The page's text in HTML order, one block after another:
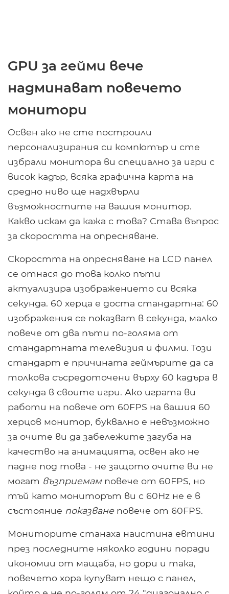
GPU за гейми вече
надминават повечето
монитори
Освен ако не сте построили
персонализирания си компютър и сте
избрали монитора ви специално за игри с
висок кадър, всяка графична карта на
средно ниво ще надхвърли
възможностите на вашия монитор.
Какво искам да кажа с това? Става въпрос
за скоростта на опресняване.
Скоростта на опресняване на LCD панел
се отнася до това колко пъти
актуализира изображението си всяка
секунда. 60 херца е доста стандартна: 60 ​​
изображения се показват в секунда, малко
повече от два пъти по-голяма от
стандартната телевизия и филми. Този
стандарт е причината геймърите да са
толкова съсредоточени върху 60 кадъра в
секунда в своите игри. Ако играта ви
работи на повече от 60FPS на вашия 60
херцов монитор, буквално е невъзможно
за очите ви да забележите загуба на
качество на анимацията, освен ако не
падне под това - не защото очите ви не
могат възприемамповече от 60FPS, но
тъй като мониторът ви с 60Hz не е в
състояние показванеповече от 60FPS.
Мониторите станаха наистина евтини
през последните няколко години поради
икономии от мащаба, но дори и така,
повечето хора купуват нещо с панел,